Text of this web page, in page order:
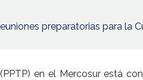
preparatorias para la
en el Mercosur está